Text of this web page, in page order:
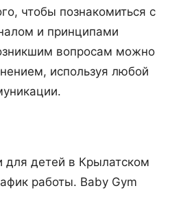
чтобы познакомиться с
и принципами
вопросам можно
используя любой
для детей в Крылатском
работы. Baby Gym